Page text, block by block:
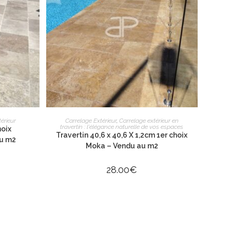
m2
AJOUTER AU PANIER
Carrelage Extérieur, Carrelage extérieur en
travertin : l'élégance naturelle de vos espaces
Travertin 40,6 x 40,6 X 1,2cm 1er choix
Moka – Vendu au m2
28.00€
NOTRE BOUTIQUE